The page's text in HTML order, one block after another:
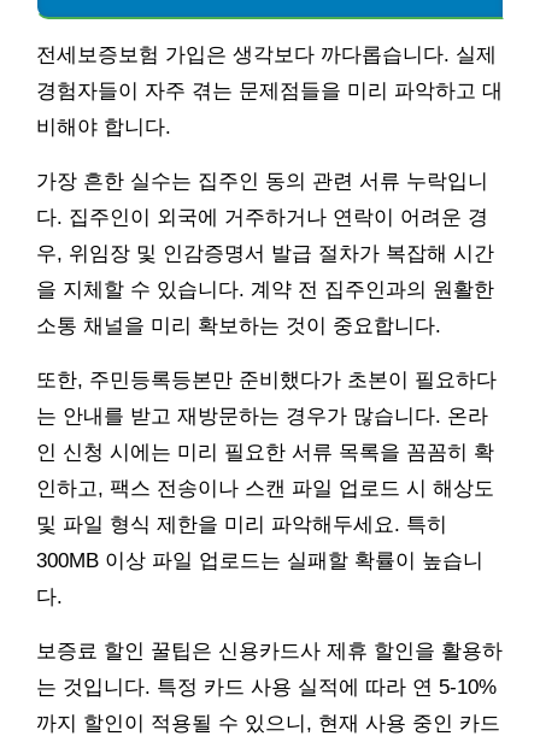
전세보증보험 가입은 생각보다 까다롭습니다. 실제
경험자들이 자주 겪는 문제점들을 미리 파악하고 대
비해야 합니다.
가장 흔한 실수는 집주인 동의 관련 서류 누락입니
다. 집주인이 외국에 거주하거나 연락이 어려운 경
우, 위임장 및 인감증명서 발급 절차가 복잡해 시간
을 지체할 수 있습니다. 계약 전 집주인과의 원활한
소통 채널을 미리 확보하는 것이 중요합니다.
또한, 주민등록등본만 준비했다가 초본이 필요하다
는 안내를 받고 재방문하는 경우가 많습니다. 온라
인 신청 시에는 미리 필요한 서류 목록을 꼼꼼히 확
인하고, 팩스 전송이나 스캔 파일 업로드 시 해상도
및 파일 형식 제한을 미리 파악해두세요. 특히
300MB 이상 파일 업로드는 실패할 확률이 높습니
다.
보증료 할인 꿀팁은 신용카드사 제휴 할인을 활용하
는 것입니다. 특정 카드 사용 실적에 따라 연 5-10%
까지 할인이 적용될 수 있으니, 현재 사용 중인 카드